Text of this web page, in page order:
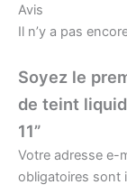
Avis
Il n’y a pas
Soyez le
de teint
11”
Votre adresse e-
obligatoires sont